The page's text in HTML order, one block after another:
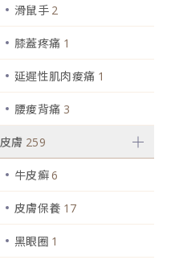
滑鼠手 2
膝蓋疼痛 1
延遲性肌肉痠痛 1
腰痠背痛 3
皮膚 259
牛皮癬6
皮膚保養 17
黑眼圈 1